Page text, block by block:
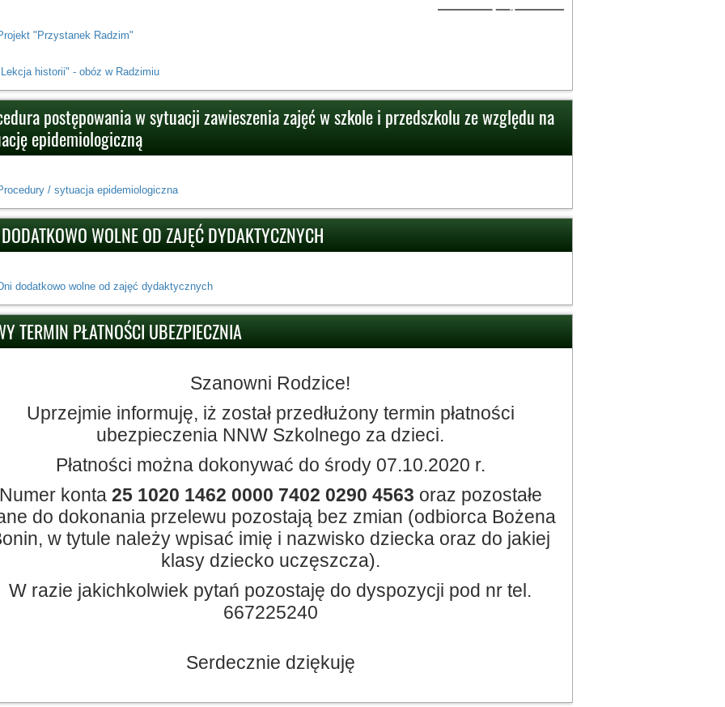
1
"Przystanek Radzim"
historii" - obóz w Radzimiu
postępowania w sytuacji zawieszenia zajęć w szkole i przedszkolu ze względu na
epidemiologiczną
/ sytuacja epidemiologiczna
WOLNE OD ZAJĘĆ DYDAKTYCZNYCH
dodatkowo wolne od zajęć dydaktycznych
TERMIN PŁATNOŚCI UBEZPIECZNIA
Szanowni Rodzice!
Uprzejmie informuję, iż został przedłużony termin płatności
ubezpieczenia NNW Szkolnego za dzieci.
Płatności można dokonywać do środy 07.10.2020 r.
konta 25 1020 1462 0000 7402 0290 4563 oraz pozostałe
do dokonania przelewu pozostają bez zmian (odbiorca Bożena
w tytule należy wpisać imię i nazwisko dziecka oraz do jakiej
klasy dziecko uczęszcza).
W razie jakichkolwiek pytań pozostaję do dyspozycji pod nr tel.
667225240
Serdecznie dziękuję